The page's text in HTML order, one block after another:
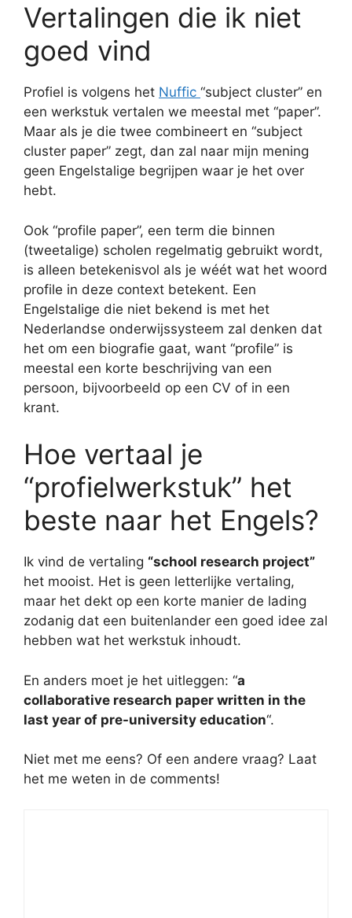
Vertalingen die ik niet
goed vind
Profiel is volgens het Nuffic “subject cluster” en
een werkstuk vertalen we meestal met “paper”.
Maar als je die twee combineert en “subject
cluster paper” zegt, dan zal naar mijn mening
geen Engelstalige begrijpen waar je het over
hebt.
Ook “profile paper”, een term die binnen
(tweetalige) scholen regelmatig gebruikt wordt,
is alleen betekenisvol als je wéét wat het woord
profile in deze context betekent. Een
Engelstalige die niet bekend is met het
Nederlandse onderwijssysteem zal denken dat
het om een biografie gaat, want “profile” is
meestal een korte beschrijving van een
persoon, bijvoorbeeld op een CV of in een
krant.
Hoe vertaal je
“profielwerkstuk” het
beste naar het Engels?
Ik vind de vertaling “school research project”
het mooist. Het is geen letterlijke vertaling,
maar het dekt op een korte manier de lading
zodanig dat een buitenlander een goed idee zal
hebben wat het werkstuk inhoudt.
En anders moet je het uitleggen: “a
collaborative research paper written in the
last year of pre-university education“.
Niet met me eens? Of een andere vraag? Laat
het me weten in de comments!